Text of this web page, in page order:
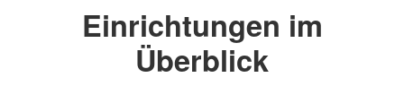
Einrichtungen im
Überblick